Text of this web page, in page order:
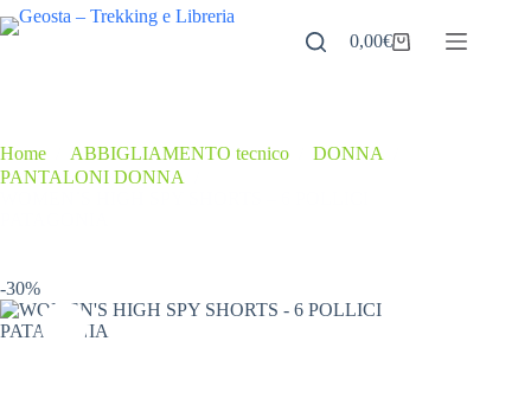
Salta
al
Carrello
0,00€
Home ABBIGLIAMENTO tecnico DONNA
PANTALONI DONNA
-30%